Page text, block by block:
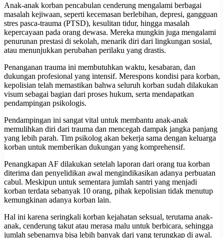
Anak-anak korban pencabulan cenderung mengalami berbagai
masalah kejiwaan, seperti kecemasan berlebihan, depresi, gangguan
stres pasca-trauma (PTSD), kesulitan tidur, hingga masalah
kepercayaan pada orang dewasa. Mereka mungkin juga mengalami
penurunan prestasi di sekolah, menarik diri dari lingkungan sosial,
atau menunjukkan perubahan perilaku yang drastis.
Penanganan trauma ini membutuhkan waktu, kesabaran, dan
dukungan profesional yang intensif. Merespons kondisi para korban,
kepolisian telah memastikan bahwa seluruh korban sudah dilakukan
visum sebagai bagian dari proses hukum, serta mendapatkan
pendampingan psikologis.
Pendampingan ini sangat vital untuk membantu anak-anak
memulihkan diri dari trauma dan mencegah dampak jangka panjang
yang lebih parah. Tim psikolog akan bekerja sama dengan keluarga
korban untuk memberikan dukungan yang komprehensif.
Penangkapan AF dilakukan setelah laporan dari orang tua korban
diterima dan penyelidikan awal mengindikasikan adanya perbuatan
cabul. Meskipun untuk sementara jumlah santri yang menjadi
korban terdata sebanyak 10 orang, pihak kepolisian tidak menutup
kemungkinan adanya korban lain.
Hal ini karena seringkali korban kejahatan seksual, terutama anak-
anak, cenderung takut atau merasa malu untuk berbicara, sehingga
jumlah sebenarnya bisa lebih banyak dari yang terungkap di awal.